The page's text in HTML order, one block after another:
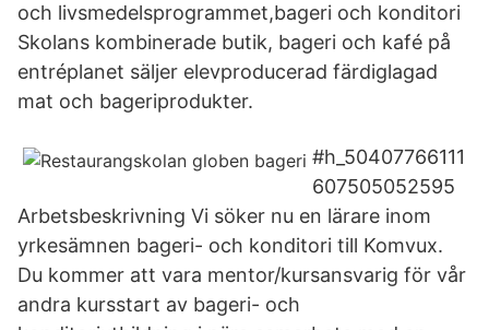
och livsmedelsprogrammet,bageri och konditori
Skolans kombinerade butik, bageri och kafé på
entréplanet säljer elevproducerad färdiglagad
mat och bageriprodukter.
#h_50407766111
607505052595
Arbetsbeskrivning Vi söker nu en lärare inom
yrkesämnen bageri- och konditori till Komvux.
Du kommer att vara mentor/kursansvarig för vår
andra kursstart av bageri- och